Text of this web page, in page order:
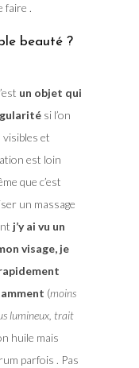
faire .
beauté ?
un objet qui
si l’on
et
est loin
que c’est
un massage
j’y ai vu un
visage, je
(moins
lumineux, trait
huile mais
parfois . Pas